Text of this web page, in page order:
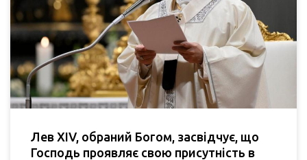
Лев XIV, обраний Богом, засвідчує, що
Господь проявляє свою присутність в